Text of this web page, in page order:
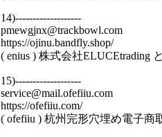
14)-------------------
pmewgjnx@trackbowl.com
https://ojinu.bandfly.shop/
( enius ) 株式会社ELUCEtrading
15)-------------------
service@mail.ofefiiu.com
https://ofefiiu.com/
( ofefiiu ) 杭州完形穴埋め電子商